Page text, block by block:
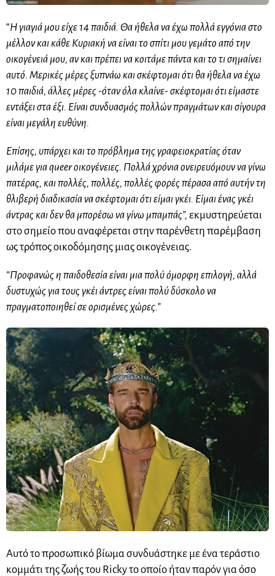
“Η γιαγιά μου είχε 14 παιδιά. Θα ήθελα να έχω πολλά εγγόνια στο
μέλλον και κάθε Κυριακή να είναι το σπίτι μου γεμάτο από την
οικογένειά μου, αν και πρέπει να κοιτάμε πάντα και το τι σημαίνει
αυτό. Μερικές μέρες ξυπνάω και σκέφτομαι ότι θα ήθελα να έχω
10 παιδιά, άλλες μέρες -όταν όλα κλαίνε- σκέφτομαι ότι είμαστε
εντάξει στα έξι. Είναι συνδυασμός πολλών πραγμάτων και σίγουρα
είναι μεγάλη ευθύνη.
Επίσης, υπάρχει και το πρόβλημα της γραφειοκρατίας όταν
μιλάμε για queer οικογένειες. Πολλά χρόνια ονειρευόμουν να γίνω
πατέρας, και πολλές, πολλές, πολλές φορές πέρασα από αυτήν τη
θλιβερή διαδικασία να σκέφτομαι ότι είμαι γκέι. Είμαι ένας γκέι
άντρας και δεν θα μπορέσω να γίνω μπαμπάς”, εκμυστηρεύεται
στο σημείο που αναφέρεται στην παρένθετη παρέμβαση
ως τρόπος οικοδόμησης μιας οικογένειας.
“Προφανώς η παιδοθεσία είναι μια πολύ όμορφη επιλογή, αλλά
δυστυχώς για τους γκέι άντρες είναι πολύ δύσκολο να
πραγματοποιηθεί σε ορισμένες χώρες.”
Αυτό το προσωπικό βίωμα συνδυάστηκε με ένα τεράστιο
κομμάτι της ζωής του Ricky το οποίο ήταν παρόν για όσο